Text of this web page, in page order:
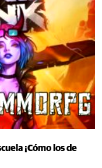
¡Cómo los de